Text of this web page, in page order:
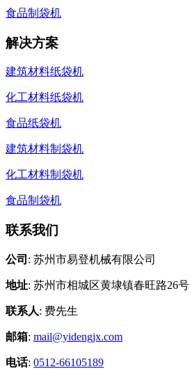
食品制袋机
解决方案
建筑材料纸袋机
化工材料纸袋机
食品纸袋机
建筑材料制袋机
化工材料制袋机
食品制袋机
联系我们
公司 : 苏州市易登机械有限公司
地址: 苏州市相城区黄埭镇春旺路26号
联系人: 费先生
邮箱: mail@yidengjx.com
电话: 0512-66105189